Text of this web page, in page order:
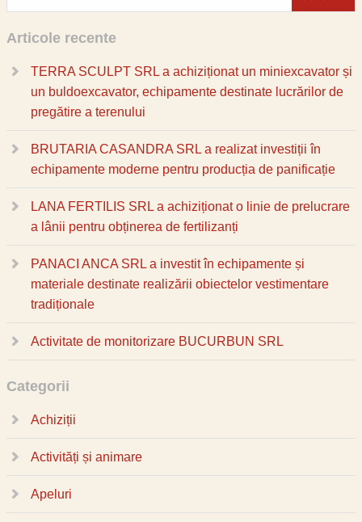
Articole recente
TERRA SCULPT SRL a achiziționat un miniexcavator și
un buldoexcavator, echipamente destinate lucrărilor de
pregătire a terenului
BRUTARIA CASANDRA SRL a realizat investiții în
echipamente moderne pentru producția de panificație
LANA FERTILIS SRL a achiziționat o linie de prelucrare
a lânii pentru obținerea de fertilizanți
PANACI ANCA SRL a investit în echipamente și
materiale destinate realizării obiectelor vestimentare
tradiționale
Activitate de monitorizare BUCURBUN SRL
Categorii
Achiziții
Activități și animare
Apeluri